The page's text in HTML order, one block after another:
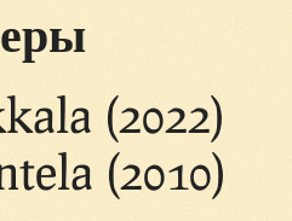
(2022)
(2010)